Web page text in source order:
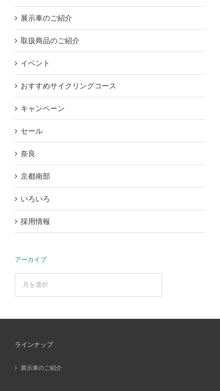
展示車のご紹介
取扱商品のご紹介
イベント
おすすめサイクリングコース
キャンペーン
セール
奈良
京都南部
いろいろ
採用情報
アーカイブ
ラインナップ
展示車のご紹介